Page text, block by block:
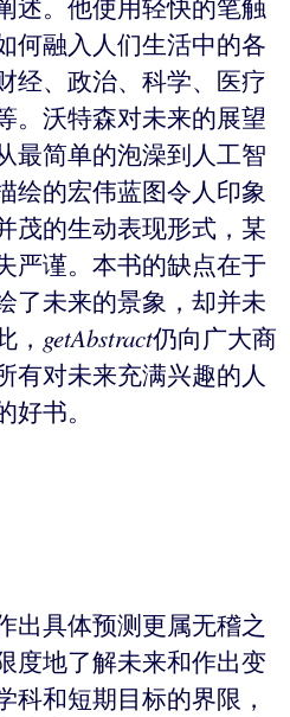
何融入人们生活中的各
经、政治、科学、医疗
。沃特森对未来的展望
简单的泡澡到人工智
绘的宏伟蓝图令人印象
茂的生动表现形式，某
严谨。本书的缺点在于
了未来的景象，却并未
， getAbstract仍向广大商
有对未来充满兴趣的人
书。
出具体预测更属无稽之
度地了解未来和作出变
科和短期目标的界限，